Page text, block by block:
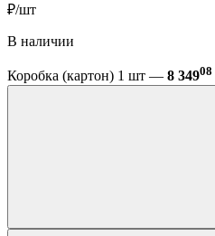
₽/шт
В наличии
Коробка (картон) 1 шт — 8 34908